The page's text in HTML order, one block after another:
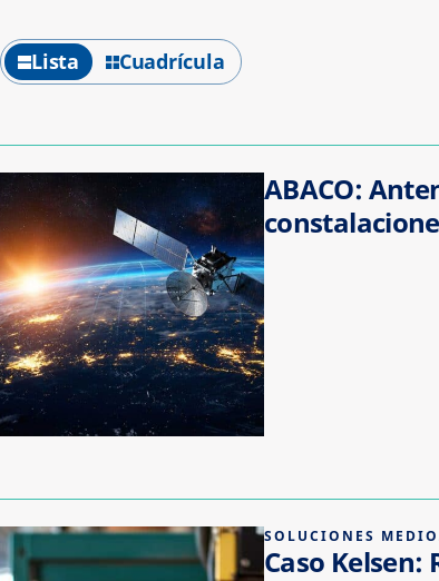
Lista Cuadrícula
ABACO:
SOLUCIONES
Caso